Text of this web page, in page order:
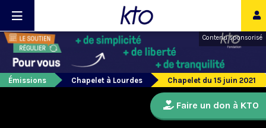
Contenu sponsorisé
Émissions Chapelet à Lourdes Chapelet du 15 juin 2021
Faire un don à KTO